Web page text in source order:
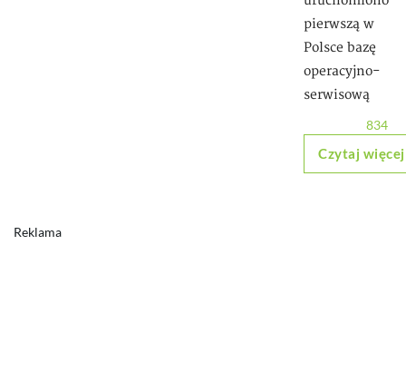
pierwszą w
Polsce bazę
operacyjno-
serwisową
834
Czytaj więcej
Reklama